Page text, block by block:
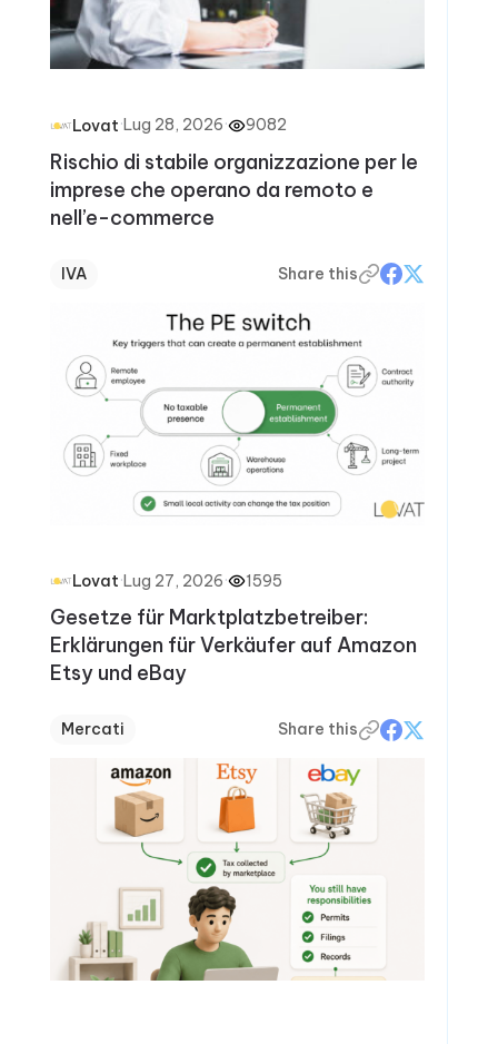
Lovat·Lug 28, 2026· 9082
Rischio di stabile organizzazione per le
imprese che operano da remoto e
nell’e-commerce
IVA Share this
Lovat·Lug 27, 2026· 1595
Gesetze für Marktplatzbetreiber:
Erklärungen für Verkäufer auf Amazon
Etsy und eBay
Mercati Share this